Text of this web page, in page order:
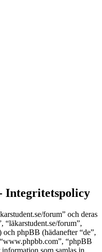
Integritetspolicy
forum” och deras
“läkarstudent.se/forum”,
phpBB (hädanefter “de”,
“phpBB